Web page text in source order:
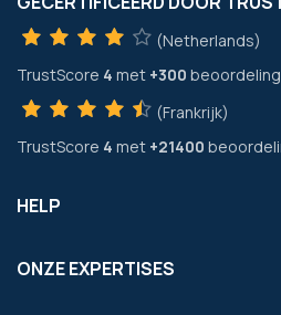
(Netherlands)
TrustScore 4 met +300
(Frankrijk)
TrustScore 4 met +21400
HELP
ONZE EXPERTISES